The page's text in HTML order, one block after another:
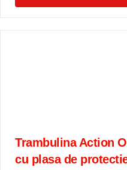
Trambulina Action
cu plasa de